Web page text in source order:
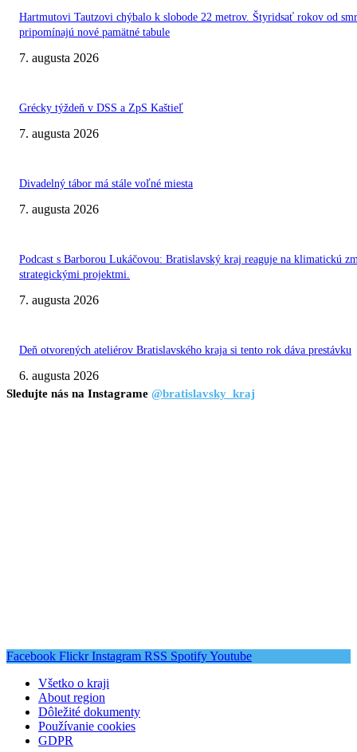
Hartmutovi Tautzovi chýbalo k slobode 22 metrov. Štyridsať rokov od
pripomínajú nové pamätné tabule
7. augusta 2026
Grécky týždeň v DSS a ZpS Kaštieľ
7. augusta 2026
Divadelný tábor má stále voľné miesta
7. augusta 2026
Podcast s Barborou Lukáčovou: Bratislavský kraj reaguje na klimatickú
strategickými projektmi.
7. augusta 2026
Deň otvorených ateliérov Bratislavského kraja si tento rok dáva prestávku
6. augusta 2026
Sledujte nás na Instagrame @bratislavsky_kraj
Facebook Flickr Instagram RSS SpotifyYoutube
Všetko o kraji
About region
Dôležité dokumenty
Používanie cookies
GDPR